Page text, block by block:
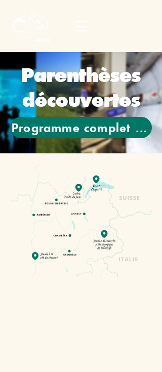
Parenthèses
découvertes
Programme complet dans l'Actu 24 (p.6)